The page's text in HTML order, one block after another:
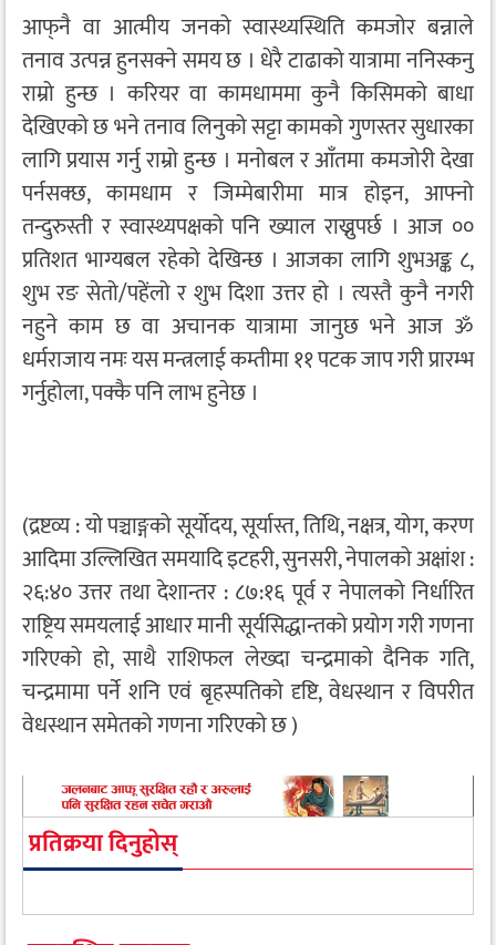
आफ्‌नै वा आत्मीय जनको स्वास्थ्यस्थिति कमजोर बन्नाले
तनाव उत्पन्न हुनसक्ने समय छ । धेरै टाढाको यात्रामा ननिस्कनु
राम्रो हुन्छ । करियर वा कामधाममा कुनै किसिमको बाधा
देखिएको छ भने तनाव लिनुको सट्टा कामको गुणस्तर सुधारका
लागि प्रयास गर्नु राम्रो हुन्छ । मनोबल र आँतमा कमजोरी देखा
पर्नसक्छ, कामधाम र जिम्मेबारीमा मात्र होइन, आफ्नो
तन्दुरुस्ती र स्वास्थ्यपक्षको पनि ख्याल राख्नुपर्छ । आज ००
प्रतिशत भाग्यबल रहेको देखिन्छ । आजका लागि शुभअङ्क ८,
शुभ रङ सेतो/पहेंलो र शुभ दिशा उत्तर हो । त्यस्तै कुनै नगरी
नहुने काम छ वा अचानक यात्रामा जानुछ भने आज ॐ
धर्मराजाय नमः यस मन्त्रलाई कम्तीमा ११ पटक जाप गरी प्रारम्भ
गर्नुहोला, पक्कै पनि लाभ हुनेछ ।
(द्रष्टव्य : यो पञ्चाङ्गको सूर्योदय, सूर्यास्त, तिथि, नक्षत्र, योग, करण
आदिमा उल्लिखित समयादि इटहरी, सुनसरी, नेपालको अक्षांश :
२६:४० उत्तर तथा देशान्तर : ८७:१६ पूर्व र नेपालको निर्धारित
राष्ट्रिय समयलाई आधार मानी सूर्यसिद्धान्तको प्रयोग गरी गणना
गरिएको हो, साथै राशिफल लेख्दा चन्द्रमाको दैनिक गति,
चन्द्रमामा पर्ने शनि एवं बृहस्पतिको दृष्टि, वेधस्थान र विपरीत
वेधस्थान समेतको गणना गरिएको छ )
प्रतिक्रया दिनुहोस्